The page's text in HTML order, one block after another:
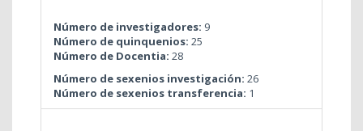
Número de investigadores: 9
Número de quinquenios: 25
Número de Docentia: 28
Número de sexenios investigación: 26
Número de sexenios transferencia: 1